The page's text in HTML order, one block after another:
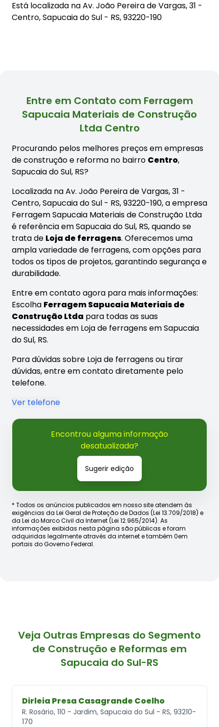
Está localizada naAv. João Pereira de Vargas, 31 -
Centro, Sapucaia do Sul - RS, 93220-190
Entre em Contato com Ferragem
Sapucaia Materiais de Construção
Ltda Centro
Procurando pelos melhores preços em empresas
de construção e reforma no bairro Centro,
Sapucaia do Sul, RS?
Localizada na Av. João Pereira de Vargas, 31 -
Centro, Sapucaia do Sul - RS, 93220-190, a empresa
Ferragem Sapucaia Materiais de Construção Ltda
é referência em Sapucaia do Sul, RS, quando se
trata de Loja de ferragens. Oferecemos uma
ampla variedade de ferragens, com opções para
todos os tipos de projetos, garantindo segurança e
durabilidade.
Entre em contato agora para mais informações:
Escolha Ferragem Sapucaia Materiais de
Construção Ltda para todas as suas
necessidades em Loja de ferragens em Sapucaia
do Sul, RS.
Para dúvidas sobre Loja de ferragens ou tirar
dúvidas, entre em contato diretamente pelo
telefone.
Ver telefone
Encontrou alguma informação
desatualizada?
Sugerir edição
* Todos os anúncios publicados em nosso site atendem às
exigências da Lei Geral de Proteção de Dados (Lei 13.709/2018) e
da Lei do Marco Civil da Internet (Lei 12.965/2014). As
informações exibidas nesta página são públicas e foram
adquiridas legalmente através da internet e também 0em
portais do Governo Federal.
Veja Outras Empresas do Segmento
de Construção e Reformas em
Sapucaia do Sul-RS
Dirleia Presa Casagrande Coelho
R. Rosário, 110 - Jardim, Sapucaia do Sul - RS, 93210-
170